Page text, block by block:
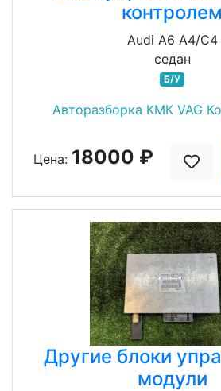
контролем
Audi A6 A4/C4
седан
Б/У
Авторазборка КМК VAG
Цена: 18000 ₽
Другие блоки
модули